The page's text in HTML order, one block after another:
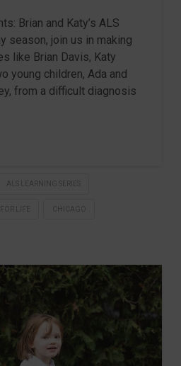
Brian and Katy’s ALS
season, join us in making
like Brian Davis, Katy
young children, Ada and
from a difficult diagnosis
ALS LEARNING SERIES
LIFE CHICAGO